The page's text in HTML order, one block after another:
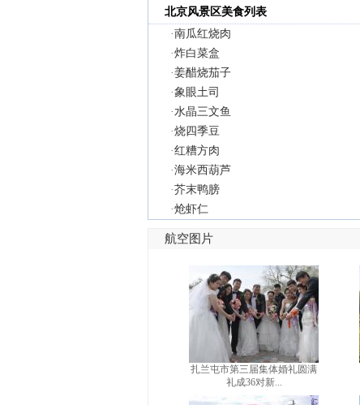
北京风景区美食列表
·南瓜红烧肉
·炸白菜盒
·姜醋烧茄子
·象眼土司
·水晶三文鱼
·烧四季豆
·红糟方肉
·海米西葫芦
·芥末鸭膀
·炝虾仁
航空图片
扎兰屯市第三届集体婚礼圆满
礼成36对新...